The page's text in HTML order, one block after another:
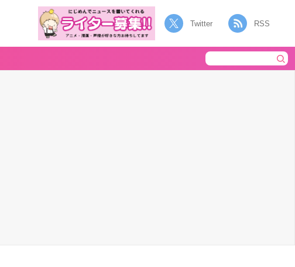
Twitter RSS